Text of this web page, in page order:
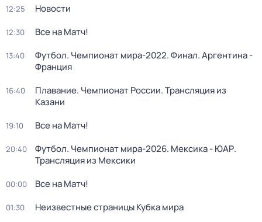
12:25 Новости
12:30 Все на Матч!
13:40
Футбол. Чемпионат мира-2022. Финал. Аргентина -
Франция
16:40
Плавание. Чемпионат России. Трансляция из
Казани
19:10 Все на Матч!
20:40
Футбол. Чемпионат мира-2026. Мексика - ЮАР.
Трансляция из Мексики
00:00 Все на Матч!
01:30 Неизвестные страницы Кубка мира